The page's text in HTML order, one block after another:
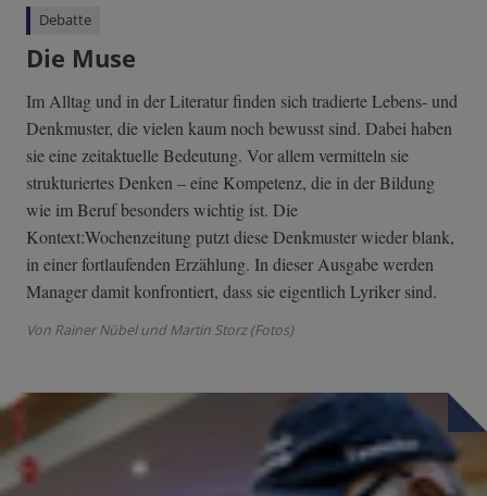
Debatte
Die Muse
Im Alltag und in der Literatur finden sich tradierte Lebens- und
Denkmuster, die vielen kaum noch bewusst sind. Dabei haben
sie eine zeitaktuelle Bedeutung. Vor allem vermitteln sie
strukturiertes Denken – eine Kompetenz, die in der Bildung
wie im Beruf besonders wichtig ist. Die
Kontext:Wochenzeitung putzt diese Denkmuster wieder blank,
in einer fortlaufenden Erzählung. In dieser Ausgabe werden
Manager damit konfrontiert, dass sie eigentlich Lyriker sind.
Von Rainer Nübel und Martin Storz (Fotos)